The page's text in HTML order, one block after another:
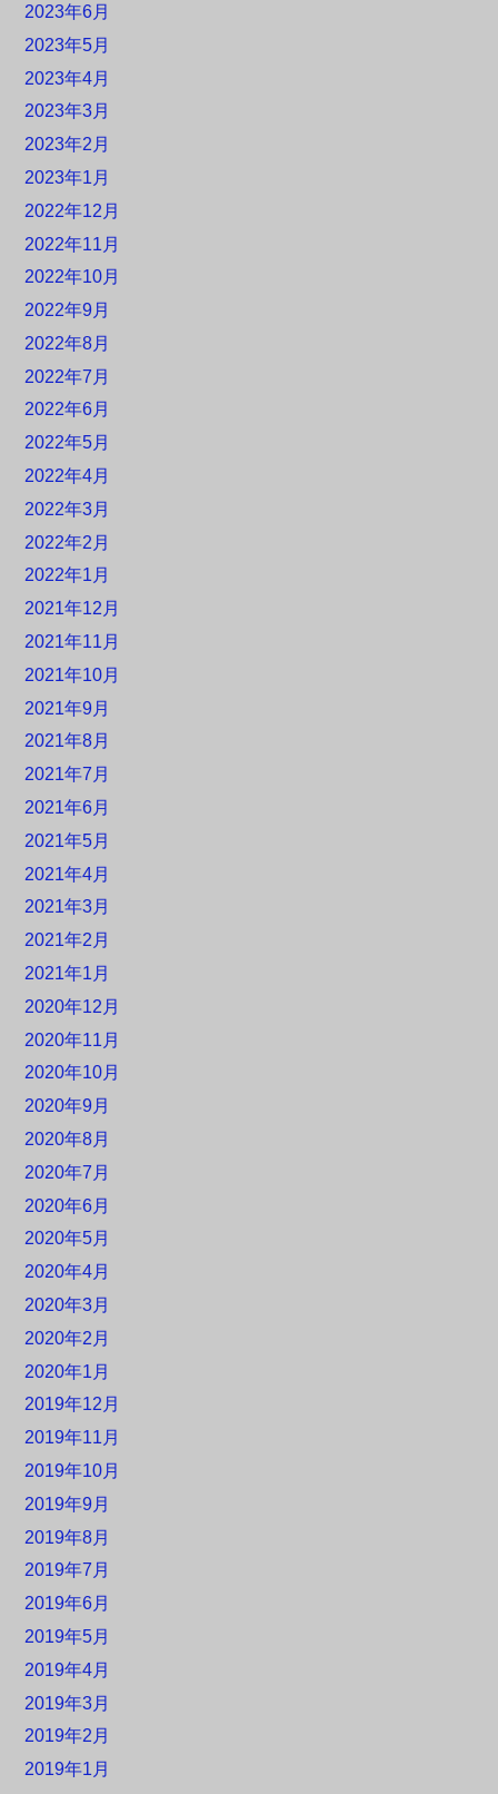
2023年6月
2023年5月
2023年4月
2023年3月
2023年2月
2023年1月
2022年12月
2022年11月
2022年10月
2022年9月
2022年8月
2022年7月
2022年6月
2022年5月
2022年4月
2022年3月
2022年2月
2022年1月
2021年12月
2021年11月
2021年10月
2021年9月
2021年8月
2021年7月
2021年6月
2021年5月
2021年4月
2021年3月
2021年2月
2021年1月
2020年12月
2020年11月
2020年10月
2020年9月
2020年8月
2020年7月
2020年6月
2020年5月
2020年4月
2020年3月
2020年2月
2020年1月
2019年12月
2019年11月
2019年10月
2019年9月
2019年8月
2019年7月
2019年6月
2019年5月
2019年4月
2019年3月
2019年2月
2019年1月